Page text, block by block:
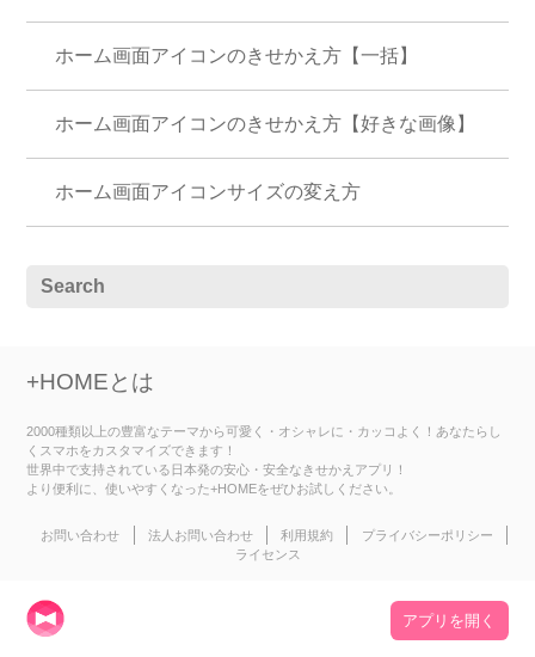
ホーム画面アイコンのきせかえ方【一括】
ホーム画面アイコンのきせかえ方【好きな画像】
ホーム画面アイコンサイズの変え方
+HOMEとは
2000種類以上の豊富なテーマから可愛く・オシャレに・カッコよく！あなたらし
くスマホをカスタマイズできます！
世界中で支持されている日本発の安心・安全なきせかえアプリ！
より便利に、使いやすくなった+HOMEをぜひお試しください。
お問い合わせ 法人お問い合わせ 利用規約
プライバシーポリシー
ライセンス
アプリを開く